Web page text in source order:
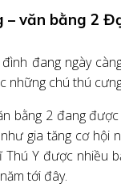
– văn bằng 2
đang ngày
những chú thú
bằng 2 đang
gia tăng cơ hội
Thú Y được nhiều
tới đây.